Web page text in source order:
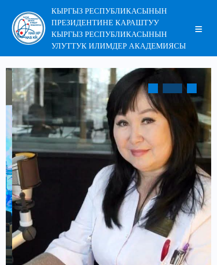
КЫРГЫЗ РЕСПУБЛИКАСЫНЫН
ПРЕЗИДЕНТИНЕ КАРАШТУУ
КЫРГЫЗ РЕСПУБЛИКАСЫНЫН
УЛУТТУК ИЛИМДЕР АКАДЕМИЯСЫ